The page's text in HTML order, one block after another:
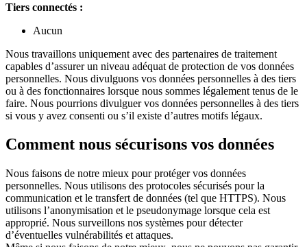
Tiers connectés :
Aucun
Nous travaillons uniquement avec des partenaires de traitement
capables d’assurer un niveau adéquat de protection de vos données
personnelles. Nous divulguons vos données personnelles à des tiers
ou à des fonctionnaires lorsque nous sommes légalement tenus de le
faire. Nous pourrions divulguer vos données personnelles à des tiers
si vous y avez consenti ou s’il existe d’autres motifs légaux.
Comment nous sécurisons vos données
Nous faisons de notre mieux pour protéger vos données
personnelles. Nous utilisons des protocoles sécurisés pour la
communication et le transfert de données (tel que HTTPS). Nous
utilisons l’anonymisation et le pseudonymage lorsque cela est
approprié. Nous surveillons nos systèmes pour détecter
d’éventuelles vulnérabilités et attaques.